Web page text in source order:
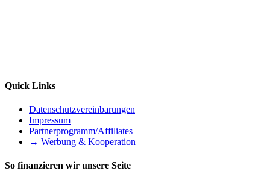
Quick Links
Datenschutzvereinbarungen
Impressum
Partnerprogramm/Affiliates
→ Werbung & Kooperation
So finanzieren wir unsere Seite